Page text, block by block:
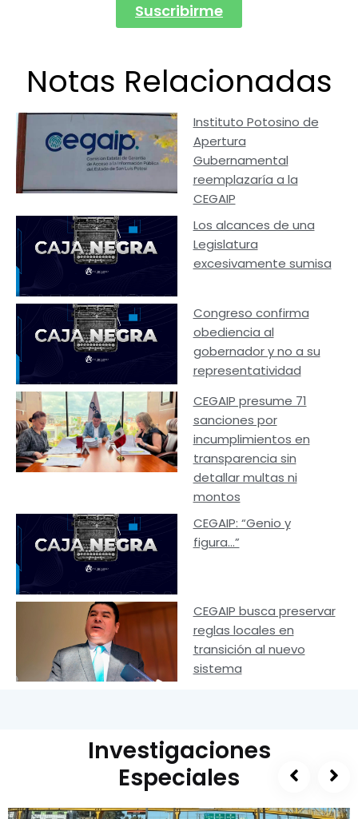
Suscribirme
Notas Relacionadas
Instituto Potosino de
Apertura
Gubernamental
reemplazaría a la
CEGAIP
Los alcances de una
Legislatura
excesivamente sumisa
Congreso confirma
obediencia al
gobernador y no a su
representatividad
CEGAIP presume 71
sanciones por
incumplimientos en
transparencia sin
detallar multas ni
montos
CEGAIP: “Genio y
figura…”
CEGAIP busca preservar
reglas locales en
transición al nuevo
sistema
Investigaciones
Especiales